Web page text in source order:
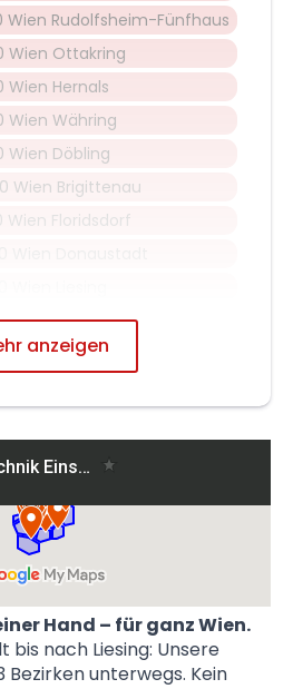
Wien Rudolfsheim-Fünfhaus
Wien Ottakring
Wien Hernals
Wien Währing
Wien Döbling
Wien Brigittenau
Wien Floridsdorf
anzeigen
Hand – für ganz Wien.
bis nach Liesing: Unsere
Bezirken unterwegs. Kein